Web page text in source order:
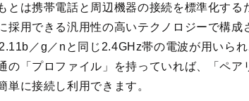
とは携帯電話と周辺機器の接続を標準化す
採用できる汎用性の高いテクノロジーで構
／g／nと同じ2.4GHz帯の電波が用いら
の「プロファイル」を持っていれば、「ペ
単に接続し利用できます。